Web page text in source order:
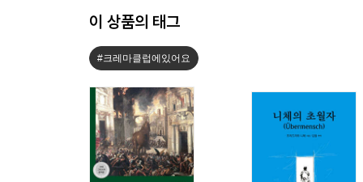
이 상품의 태그
#크레마클럽에있어요